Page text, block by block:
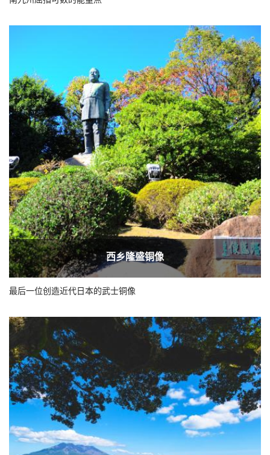
西乡隆盛铜像
最后一位创造近代日本的武士铜像